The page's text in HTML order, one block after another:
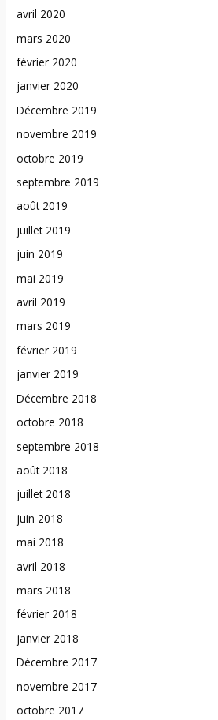
avril 2020
mars 2020
février 2020
janvier 2020
Décembre 2019
novembre 2019
octobre 2019
septembre 2019
août 2019
juillet 2019
juin 2019
mai 2019
avril 2019
mars 2019
février 2019
janvier 2019
Décembre 2018
octobre 2018
septembre 2018
août 2018
juillet 2018
juin 2018
mai 2018
avril 2018
mars 2018
février 2018
janvier 2018
Décembre 2017
novembre 2017
octobre 2017